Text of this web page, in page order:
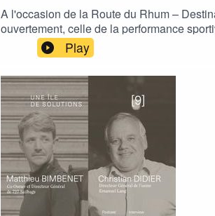
A l'occasion de la Route du Rhum –
ouvertement, celle de la performance
sommes ou avons fait toute notre vie. Il
n’est pas l’objectif premier, car avec We
tous en nous. Il est parfois facile de la
personnes qui nous éclairent et nous
de pare-brise à domicile, et Geneviève
entreprises, de l'investissement
Play